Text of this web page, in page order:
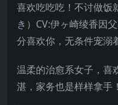
喜欢吃吃吃！不讨做
き）CV:伊ヶ崎绫香因
分喜欢你，无条件宠溺
温柔的治愈系女子，喜
湛，家务也是样样拿手！